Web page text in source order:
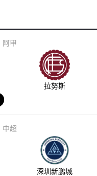
阿甲
拉努斯
中超
深圳新鹏城